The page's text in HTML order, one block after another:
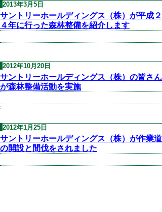
2013年3月5日
サントリーホールディングス（株）が平成２
４年に行った森林整備を紹介します
:
2012年10月20日
サントリーホールディングス（株）の皆さん
が森林整備活動を実施
:
2012年1月25日
サントリーホールディングス（株）が作業道
の開設と間伐をされました
: